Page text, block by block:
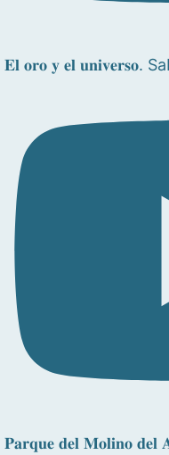
𝐄𝐥 𝐨𝐫𝐨 𝐲 𝐞𝐥 𝐮𝐧𝐢𝐯𝐞𝐫𝐬𝐨.
𝐏𝐚𝐫𝐪𝐮𝐞 𝐝𝐞𝐥 𝐌𝐨𝐥𝐢𝐧𝐨